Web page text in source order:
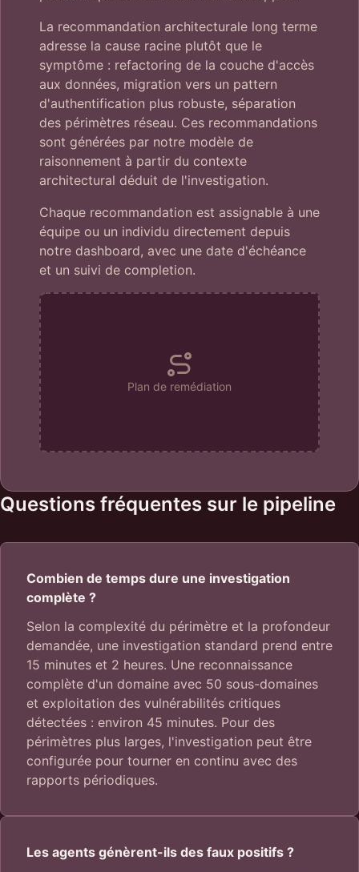
La recommandation architecturale long terme
adresse la cause racine plutôt que le
symptôme : refactoring de la couche d'accès
aux données, migration vers un pattern
d'authentification plus robuste, séparation
des périmètres réseau. Ces recommandations
sont générées par notre modèle de
raisonnement à partir du contexte
architectural déduit de l'investigation.
Chaque recommandation est assignable à une
équipe ou un individu directement depuis
notre dashboard, avec une date d'échéance
et un suivi de completion.
Plan de remédiation
Questions fréquentes sur le pipeline
Combien de temps dure une investigation
complète ?
Selon la complexité du périmètre et la profondeur
demandée, une investigation standard prend entre
15 minutes et 2 heures. Une reconnaissance
complète d'un domaine avec 50 sous-domaines
et exploitation des vulnérabilités critiques
détectées : environ 45 minutes. Pour des
périmètres plus larges, l'investigation peut être
configurée pour tourner en continu avec des
rapports périodiques.
Les agents génèrent-ils des faux positifs ?